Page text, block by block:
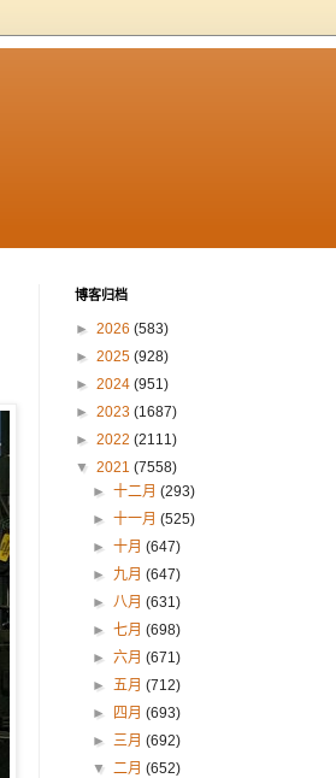
博客归档
► 2026 (583)
► 2025 (928)
► 2024 (951)
► 2023 (1687)
► 2022 (2111)
▼ 2021 (7558)
►十二月(293)
►十一月(525)
►十月(647)
► 九月(647)
►八月(631)
►七月(698)
►六月(671)
►五月(712)
►
四月(693)
►三月(692)
▼二月(652)